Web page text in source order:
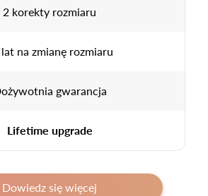
2 korekty rozmiaru
na zmianę rozmiaru
gwarancja
Lifetime upgrade
Dowiedz się więcej